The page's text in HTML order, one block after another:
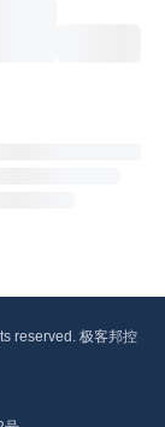
reserved. 极客邦控